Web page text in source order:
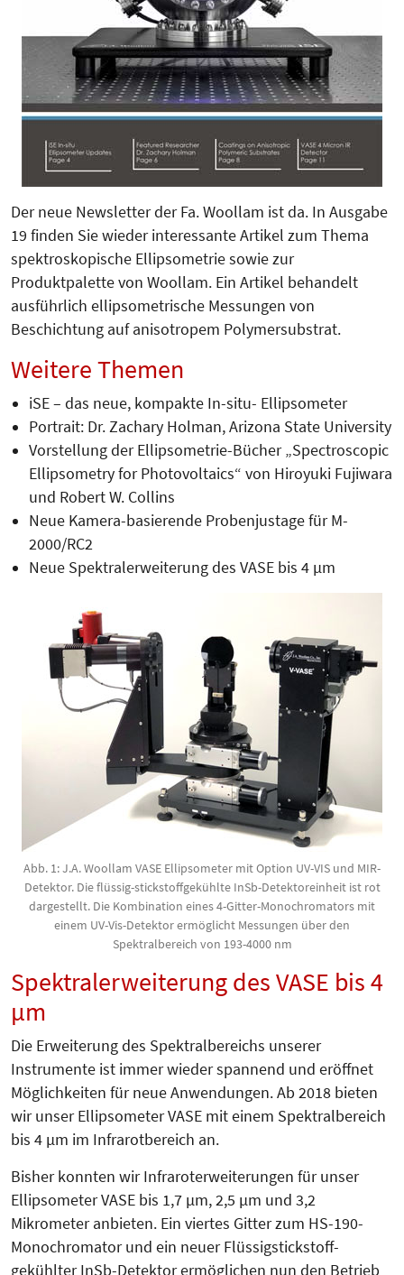
Der neue Newsletter der Fa. Woollam ist da. In Ausgabe
19 finden Sie wieder interessante Artikel zum Thema
spektroskopische Ellipsometrie sowie zur
Produktpalette von Woollam. Ein Artikel behandelt
ausführlich ellipsometrische Messungen von
Beschichtung auf anisotropem Polymersubstrat.
Weitere Themen
iSE – das neue, kompakte In-situ- Ellipsometer
Portrait: Dr. Zachary Holman, Arizona State University
Vorstellung der Ellipsometrie-Bücher „Spectroscopic
Ellipsometry for Photovoltaics“ von Hiroyuki Fujiwara
und Robert W. Collins
Neue Kamera-basierende Probenjustage für M-
2000/RC2
Neue Spektralerweiterung des VASE bis 4 µm
Abb. 1: J.A. Woollam VASE Ellipsometer mit Option UV-VIS und MIR-
Detektor. Die flüssig-stickstoffgekühlte InSb-Detektoreinheit ist rot
dargestellt. Die Kombination eines 4-Gitter-Monochromators mit
einem UV-Vis-Detektor ermöglicht Messungen über den
Spektralbereich von 193-4000 nm
Spektralerweiterung des VASE bis 4
µm
Die Erweiterung des Spektralbereichs unserer
Instrumente ist immer wieder spannend und eröffnet
Möglichkeiten für neue Anwendungen. Ab 2018 bieten
wir unser Ellipsometer VASE mit einem Spektralbereich
bis 4 µm im In­frarotbereich an.
Bisher konnten wir Infraroterweite­rungen für unser
Ellipsometer VASE bis 1,7 µm, 2,5 µm und 3,2
Mikrometer anbieten. Ein viertes Gitter zum HS-190-
Monochromator und ein neuer Flüssigstickstoff-
gekühlter InSb-Detektor ermöglichen nun den Betrieb